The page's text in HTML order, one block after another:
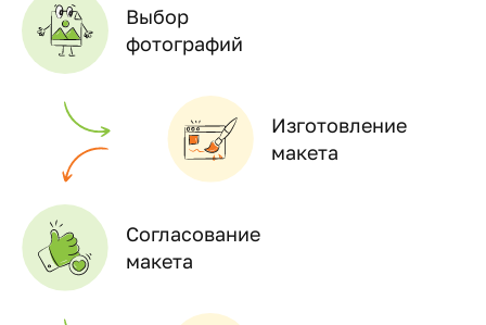
Выбор
фотографий
Изготовление
макета
Согласование
макета